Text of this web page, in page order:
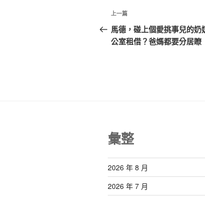
文
章
導
上
一
篇
上一篇
馬德，碰上個愛挑事兒的奶
公室租借？爸媽都要分居瞭
彙整
2026 年 8 月
2026 年 7 月